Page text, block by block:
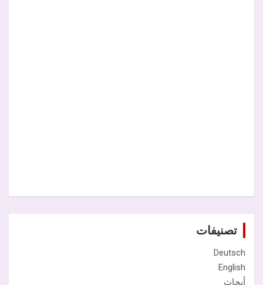
تصنيفات
Deutsch
English
أبحاث